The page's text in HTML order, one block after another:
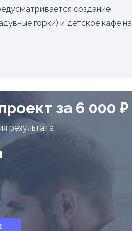
создание
горки) и детское кафе на
за 6 000 ₽
результата